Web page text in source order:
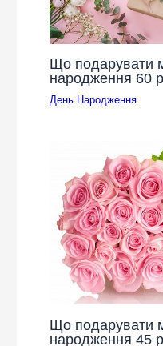
Що подарувати
народження 60
День Народження
Що подарувати
народження 45